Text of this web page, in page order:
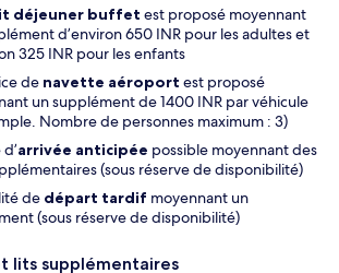
déjeuner buffet est proposé moyennant
d’environ 650 INR pour les adultes et
325 INR pour les enfants
de navette aéroport est proposé
un supplément de 1400 INR par véhicule
Nombre de personnes maximum : 3)
arrivée anticipée possible moyennant des
(sous réserve de disponibilité)
de départ tardif moyennant un
(sous réserve de disponibilité)
lits supplémentaires